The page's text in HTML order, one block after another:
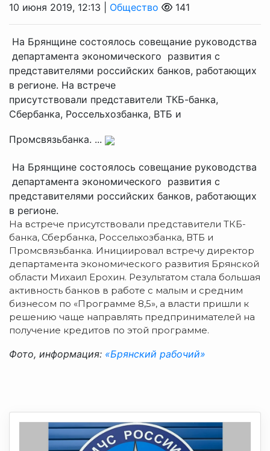
10 июня 2019, 12:13 | Общество 141
На Брянщине состоялось совещание руководства
департамента экономического развития с
представителями российских банков, работающих
в регионе. На встрече
присутствовали представители ТКБ-банка,
Сбербанка, Россельхозбанка, ВТБ и
Промсвязьбанка. ...
На Брянщине состоялось совещание руководства
департамента экономического развития с
представителями российских банков, работающих
в регионе.
На встрече присутствовали представители ТКБ-
банка, Сбербанка, Россельхозбанка, ВТБ и
Промсвязьбанка. Инициировал встречу директор
департамента экономического развития Брянской
области Михаил Ерохин. Результатом стала большая
активность банков в работе с малым и средним
бизнесом по «Программе 8,5», а власти пришли к
решению чаще направлять предпринимателей на
получение кредитов по этой программе.
Фото, информация: «Брянский рабочий»